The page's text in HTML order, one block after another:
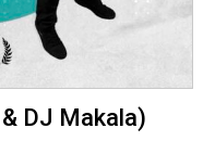
DJ Makala)